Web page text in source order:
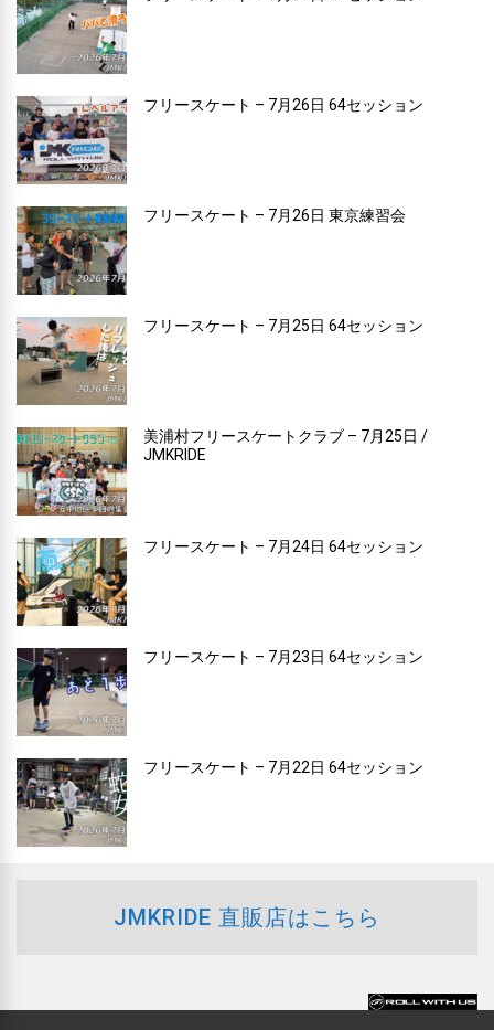
フリースケート – 7月26日 64セッション
フリースケート – 7月26日 東京練習会
フリースケート – 7月25日 64セッション
美浦村フリースケートクラブ – 7月25日 /
JMKRIDE
フリースケート – 7月24日 64セッション
フリースケート – 7月23日 64セッション
フリースケート – 7月22日 64セッション
JMKRIDE 直販店はこちら